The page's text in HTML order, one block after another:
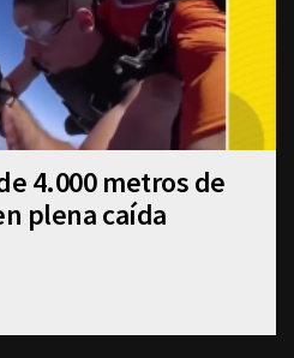
4.000 metros de
plena caída